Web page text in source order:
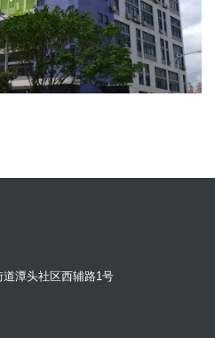
潭头社区西辅路1号